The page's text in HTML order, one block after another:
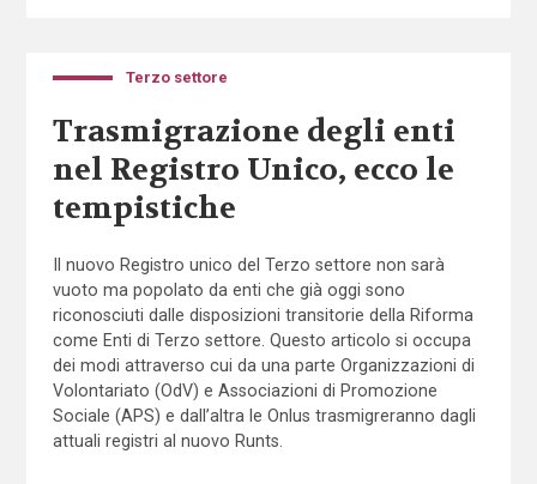
Terzo settore
Trasmigrazione degli enti
nel Registro Unico, ecco le
tempistiche
Il nuovo Registro unico del Terzo settore non sarà
vuoto ma popolato da enti che già oggi sono
riconosciuti dalle disposizioni transitorie della Riforma
come Enti di Terzo settore. Questo articolo si occupa
dei modi attraverso cui da una parte Organizzazioni di
Volontariato (OdV) e Associazioni di Promozione
Sociale (APS) e dall’altra le Onlus trasmigreranno dagli
attuali registri al nuovo Runts.